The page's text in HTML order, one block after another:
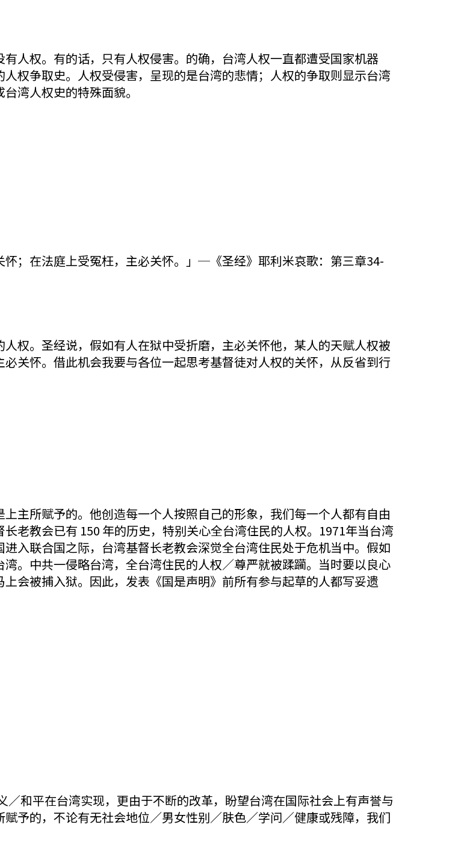
人权。有的话，只有人权侵害。的确，台湾人权一直都遭受国家机器
人权争取史。人权受侵害，呈现的是台湾的悲情；人权的争取则显示台湾
湾人权史的特殊面貌。
怀；在法庭上受冤枉，主必关怀。」─《圣经》耶利米哀歌：第三章34-
权。圣经说，假如有人在狱中受折磨，主必关怀他，某人的天赋人权被
关怀。借此机会我要与各位一起思考基督徒对人权的关怀，从反省到行
主所赋予的。他创造每一个人按照自己的形象，我们每一个人都有自由
老教会已有 150 年的历史，特别关心全台湾住民的人权。1971年当台湾
入联合国之际，台湾基督长老教会深觉全台湾住民处于危机当中。假如
。中共一侵略台湾，全台湾住民的人权／尊严就被蹂躏。当时要以良心
会被捕入狱。因此，发表《国是声明》前所有参与起草的人都写妥遗
和平在台湾实现，更由于不断的改革，盼望台湾在国际社会上有声誉与
予的，不论有无社会地位／男女性别／肤色／学问／健康或残障，我们